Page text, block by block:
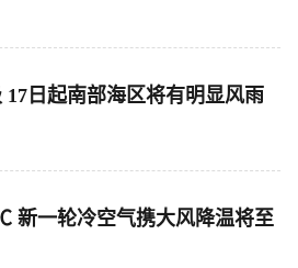
17日起南部海区将有明显风雨
新一轮冷空气携大风降温将至